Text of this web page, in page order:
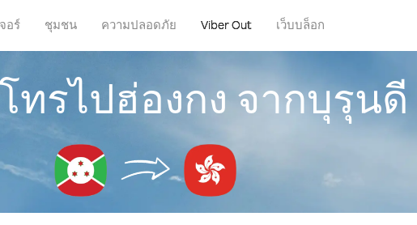
อร์ ชุมชน ความปลอดภัย Viber Out เว็บบล็อก
ทรไปฮ่องกง จากบุรุนดี